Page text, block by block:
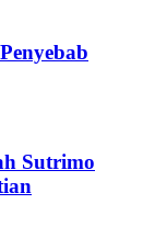
Sutrimo